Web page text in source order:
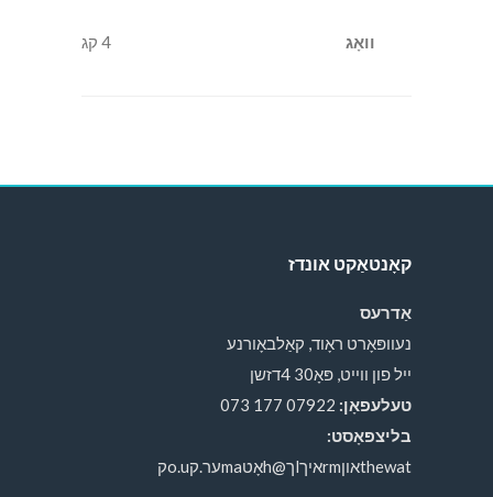
וואָג 4 קג
קאָנטאַקט אונדז
אַדרעס
נעוופּאָרט ראָוד, קאַלבאָורנע
ייל פון ווייט, פּאָ30 4דזשן
טעלעפאָן:
בליצפּאָסט:
thewatאוןrmאיךlך@hאָטmaער.קo.uק